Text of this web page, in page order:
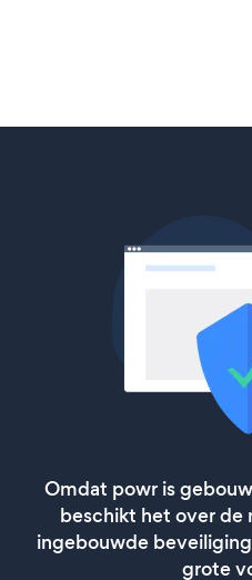
Omdat powr is
beschikt het over de
ingebouwde
grote